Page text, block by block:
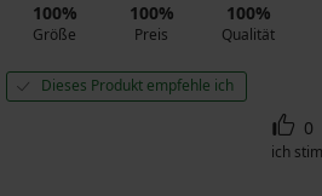
100%
Größe
100%
Preis
100%
Qualität
Dieses Produkt empfehle ich
0
ich